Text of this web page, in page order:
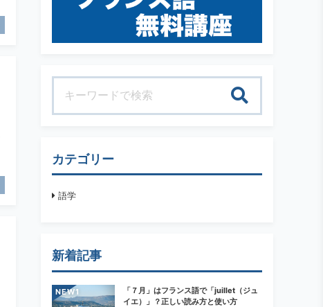
カテゴリー
語学
新着記事
NEW
「７月」はフランス語で「juillet（ジュ
イエ）」？正しい読み方と使い方